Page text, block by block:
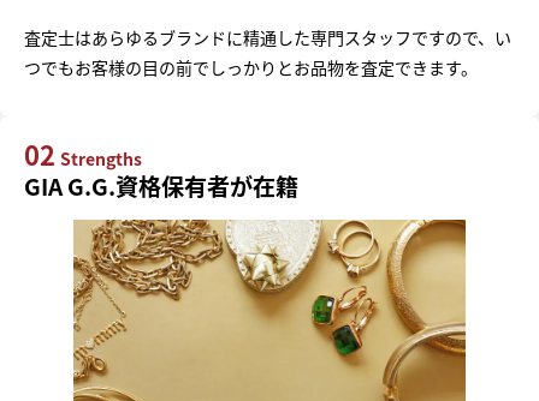
査定士はあらゆるブランドに精通した専門スタッフですので、い
つでもお客様の目の前でしっかりとお品物を査定できます。
02 Strengths
GIA G.G.資格保有者が在籍